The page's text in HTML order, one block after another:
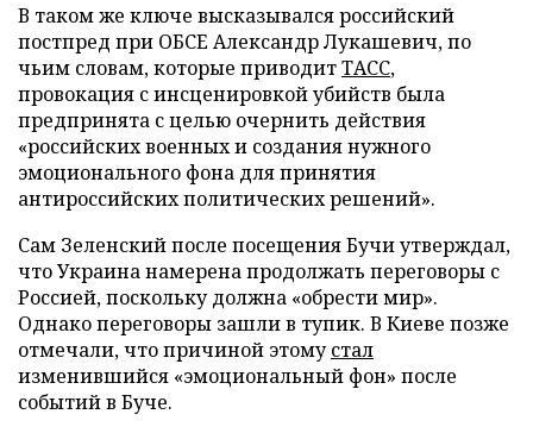
В таком же ключе высказывался российский
постпред при ОБСЕ Александр Лукашевич, по
чьим словам, которые приводитТАСС,
провокация с инсценировкой убийств была
предпринята с целью очернить действия
«российских военных и создания нужного
эмоционального фона для принятия
антироссийских политических решений».
Сам Зеленский после посещения Бучи утверждал,
что Украина намерена продолжать переговоры с
Россией, поскольку должна «обрести мир».
Однако переговоры зашли в тупик. В Киеве позже
отмечали, что причиной этомустал
изменившийся «эмоциональный фон» после
событий в Буче.